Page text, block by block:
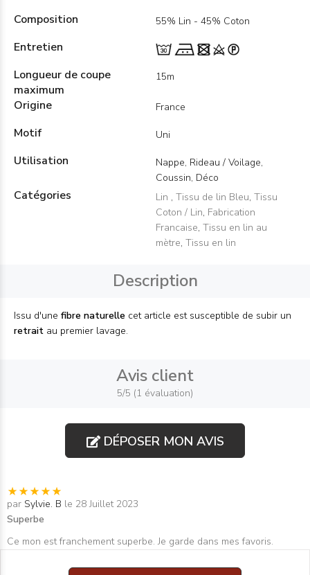
Composition 55% Lin - 45% Coton
Entretien
Longueur de coupe
maximum
15m
Origine France
Motif Uni
Utilisation
Nappe, Rideau / Voilage,
Coussin, Déco
Catégories Lin , Tissu de lin Bleu, Tissu
Coton / Lin, Fabrication
Francaise, Tissu en lin au
mètre, Tissu en lin
Description
Issu d'une fibre naturelle cet article est susceptible de subir un
retrait au premier lavage.
Avis client
5/5 (1 évaluation)
DÉPOSER MON AVIS
par Sylvie. B le 28 Juillet 2023
Superbe
Ce mon est franchement superbe. Je garde dans mes favoris.